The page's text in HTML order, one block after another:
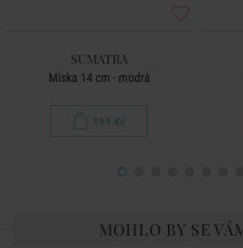
SUMATRA
Miska 14 cm - modrá
199 Kč
MOHLO BY SE